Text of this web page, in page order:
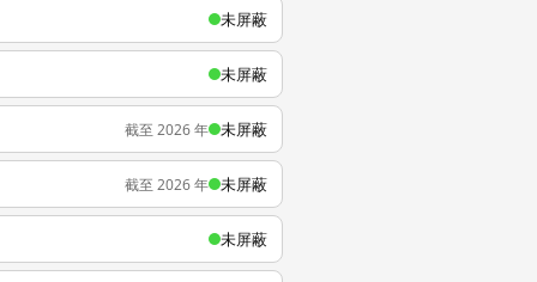
未屏蔽
未屏蔽
截至 2026 年 未屏蔽
截至 2026 年 未屏蔽
未屏蔽